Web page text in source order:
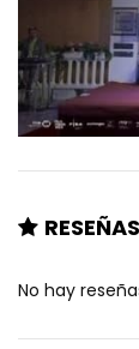
No hay